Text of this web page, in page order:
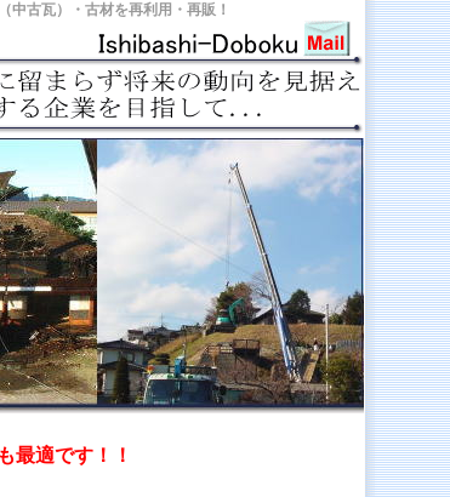
中古瓦）・古材を再利用・再販！
最適です！！